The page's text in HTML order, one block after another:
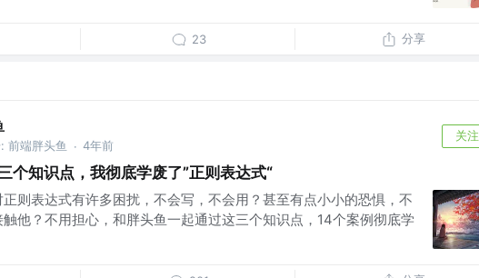
23 分享
前端胖头鱼 · 4年前
关注
个知识点，我彻底学废了”正则表达式“
则表达式有许多困扰，不会写，不会用？甚至有点小小的恐惧，不
他？不用担心，和胖头鱼一起通过这三个知识点，14个案例彻底学